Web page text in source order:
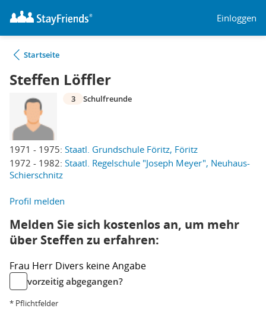
Einloggen
Startseite
Steffen Löffler
1971 - 1975: Staatl. Grundschule Föritz, Föritz
1972 - 1982: Staatl. Regelschule "Joseph Meyer", Neuhaus-
Schierschnitz
3 Schulfreunde
Profil melden
Melden Sie sich kostenlos an, um mehr
über Steffen zu erfahren:
Frau Herr Divers keine Angabe
vorzeitig abgegangen?
* Pflichtfelder